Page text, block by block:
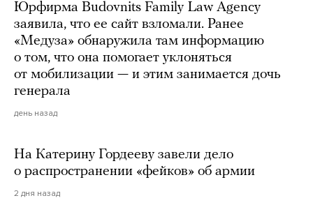
Юрфирма Budovnits Family Law Agency
заявила, что ее сайт взломали. Ранее
«Медуза» обнаружила там информацию
о том, что она помогает уклоняться
от мобилизации — и этим занимается дочь
генерала
день назад
На Катерину Гордееву завели дело
о распространении «фейков» об армии
2 дня назад